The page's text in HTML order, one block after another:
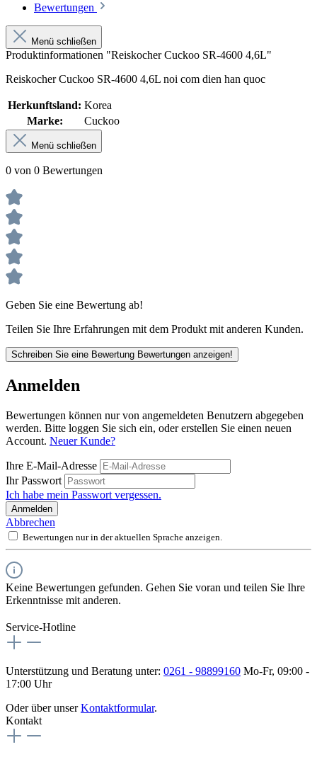
Bewertungen
Menü schließen
Produktinformationen "Reiskocher Cuckoo SR-4600 4,6L"
Reiskocher Cuckoo SR-4600 4,6L noi com dien han quoc
Herkunftsland: Korea
Marke:
Cuckoo
Menü schließen
0 von 0 Bewertungen
Geben Sie eine Bewertung ab!
Teilen Sie Ihre Erfahrungen mit dem Produkt mit anderen Kunden.
Schreiben Sie eine Bewertung Bewertungen anzeigen!
Anmelden
Bewertungen können nur von angemeldeten Benutzern abgegeben
werden. Bitte loggen Sie sich ein, oder erstellen Sie einen neuen
Account. Neuer Kunde?
Ihre E-Mail-Adresse
Ihr Passwort
Ich habe mein Passwort vergessen.
Anmelden
Abbrechen
Bewertungen nur in der aktuellen Sprache anzeigen.
Keine Bewertungen gefunden. Gehen Sie voran und teilen Sie Ihre
Erkenntnisse mit anderen.
Service-Hotline
Unterstützung und Beratung unter: 0261 - 98899160 Mo-Fr, 09:00 -
17:00 Uhr
Oder über unserKontaktformular.
Kontakt